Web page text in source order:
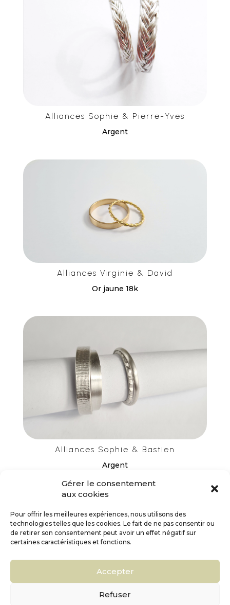
Gérer le consentement
aux cookies
Pour offrir les meilleures expériences, nous utilisons des
technologies telles que les cookies. Le fait de ne pas consentir ou
de retirer son consentement peut avoir un effet négatif sur
certaines caractéristiques et fonctions.
Accepter
Refuser
Alliances Sophie & Pierre-Yves
Argent
Alliances Virginie & David
Or jaune 18k
Alliances Sophie & Bastien
Argent
–CGV–CGU